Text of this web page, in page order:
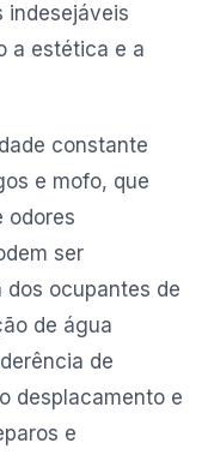
indesejáveis
a estética e a
constante
e mofo, que
odores
ser
dos ocupantes de
de água
de
desplacamento e
e